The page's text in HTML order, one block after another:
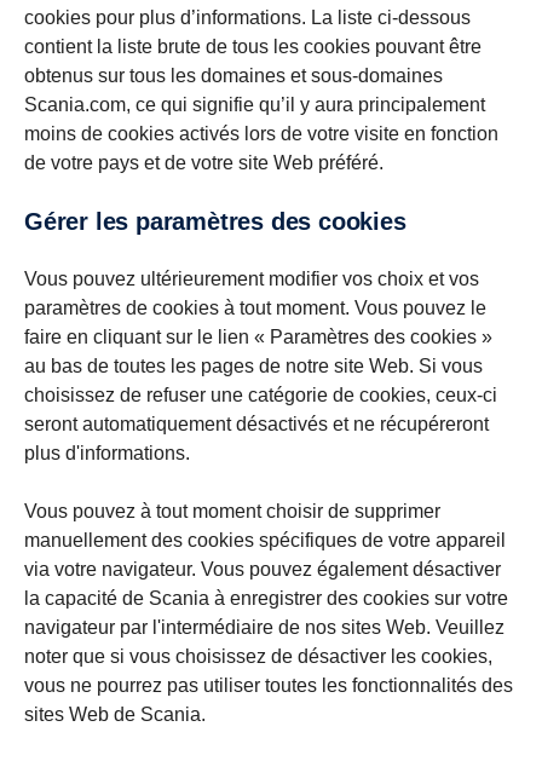
cookies pour plus d’informations. La liste ci-dessous
contient la liste brute de tous les cookies pouvant être
obtenus sur tous les domaines et sous-domaines
Scania.com, ce qui signifie qu’il y aura principalement
moins de cookies activés lors de votre visite en fonction
de votre pays et de votre site Web préféré.
Gérer les paramètres des cookies
Vous pouvez ultérieurement modifier vos choix et vos
paramètres de cookies à tout moment. Vous pouvez le
faire en cliquant sur le lien « Paramètres des cookies »
au bas de toutes les pages de notre site Web. Si vous
choisissez de refuser une catégorie de cookies, ceux-ci
seront automatiquement désactivés et ne récupéreront
plus d'informations.
Vous pouvez à tout moment choisir de supprimer
manuellement des cookies spécifiques de votre appareil
via votre navigateur. Vous pouvez également désactiver
la capacité de Scania à enregistrer des cookies sur votre
navigateur par l'intermédiaire de nos sites Web. Veuillez
noter que si vous choisissez de désactiver les cookies,
vous ne pourrez pas utiliser toutes les fonctionnalités des
sites Web de Scania.